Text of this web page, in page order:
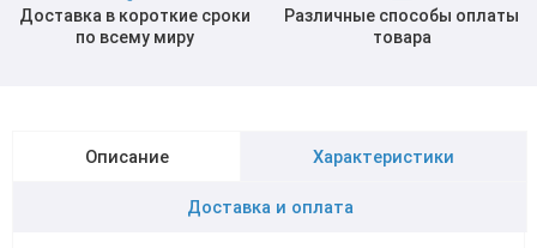
Доставка в короткие сроки
по всему миру
Различные способы оплаты
товара
Описание Характеристики
Доставка и оплата